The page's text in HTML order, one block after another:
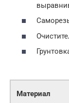
Материал